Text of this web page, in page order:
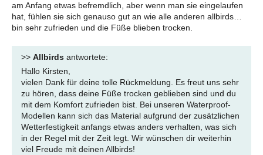
am Anfang etwas befremdlich, aber wenn man sie eingelaufen
hat, fühlen sie sich genauso gut an wie alle anderen allbirds…
bin sehr zufrieden und die Füße blieben trocken.
>> Allbirds antwortete:
Hallo Kirsten,
vielen Dank für deine tolle Rückmeldung. Es freut uns sehr
zu hören, dass deine Füße trocken geblieben sind und du
mit dem Komfort zufrieden bist. Bei unseren Waterproof-
Modellen kann sich das Material aufgrund der zusätzlichen
Wetterfestigkeit anfangs etwas anders verhalten, was sich
in der Regel mit der Zeit legt. Wir wünschen dir weiterhin
viel Freude mit deinen Allbirds!